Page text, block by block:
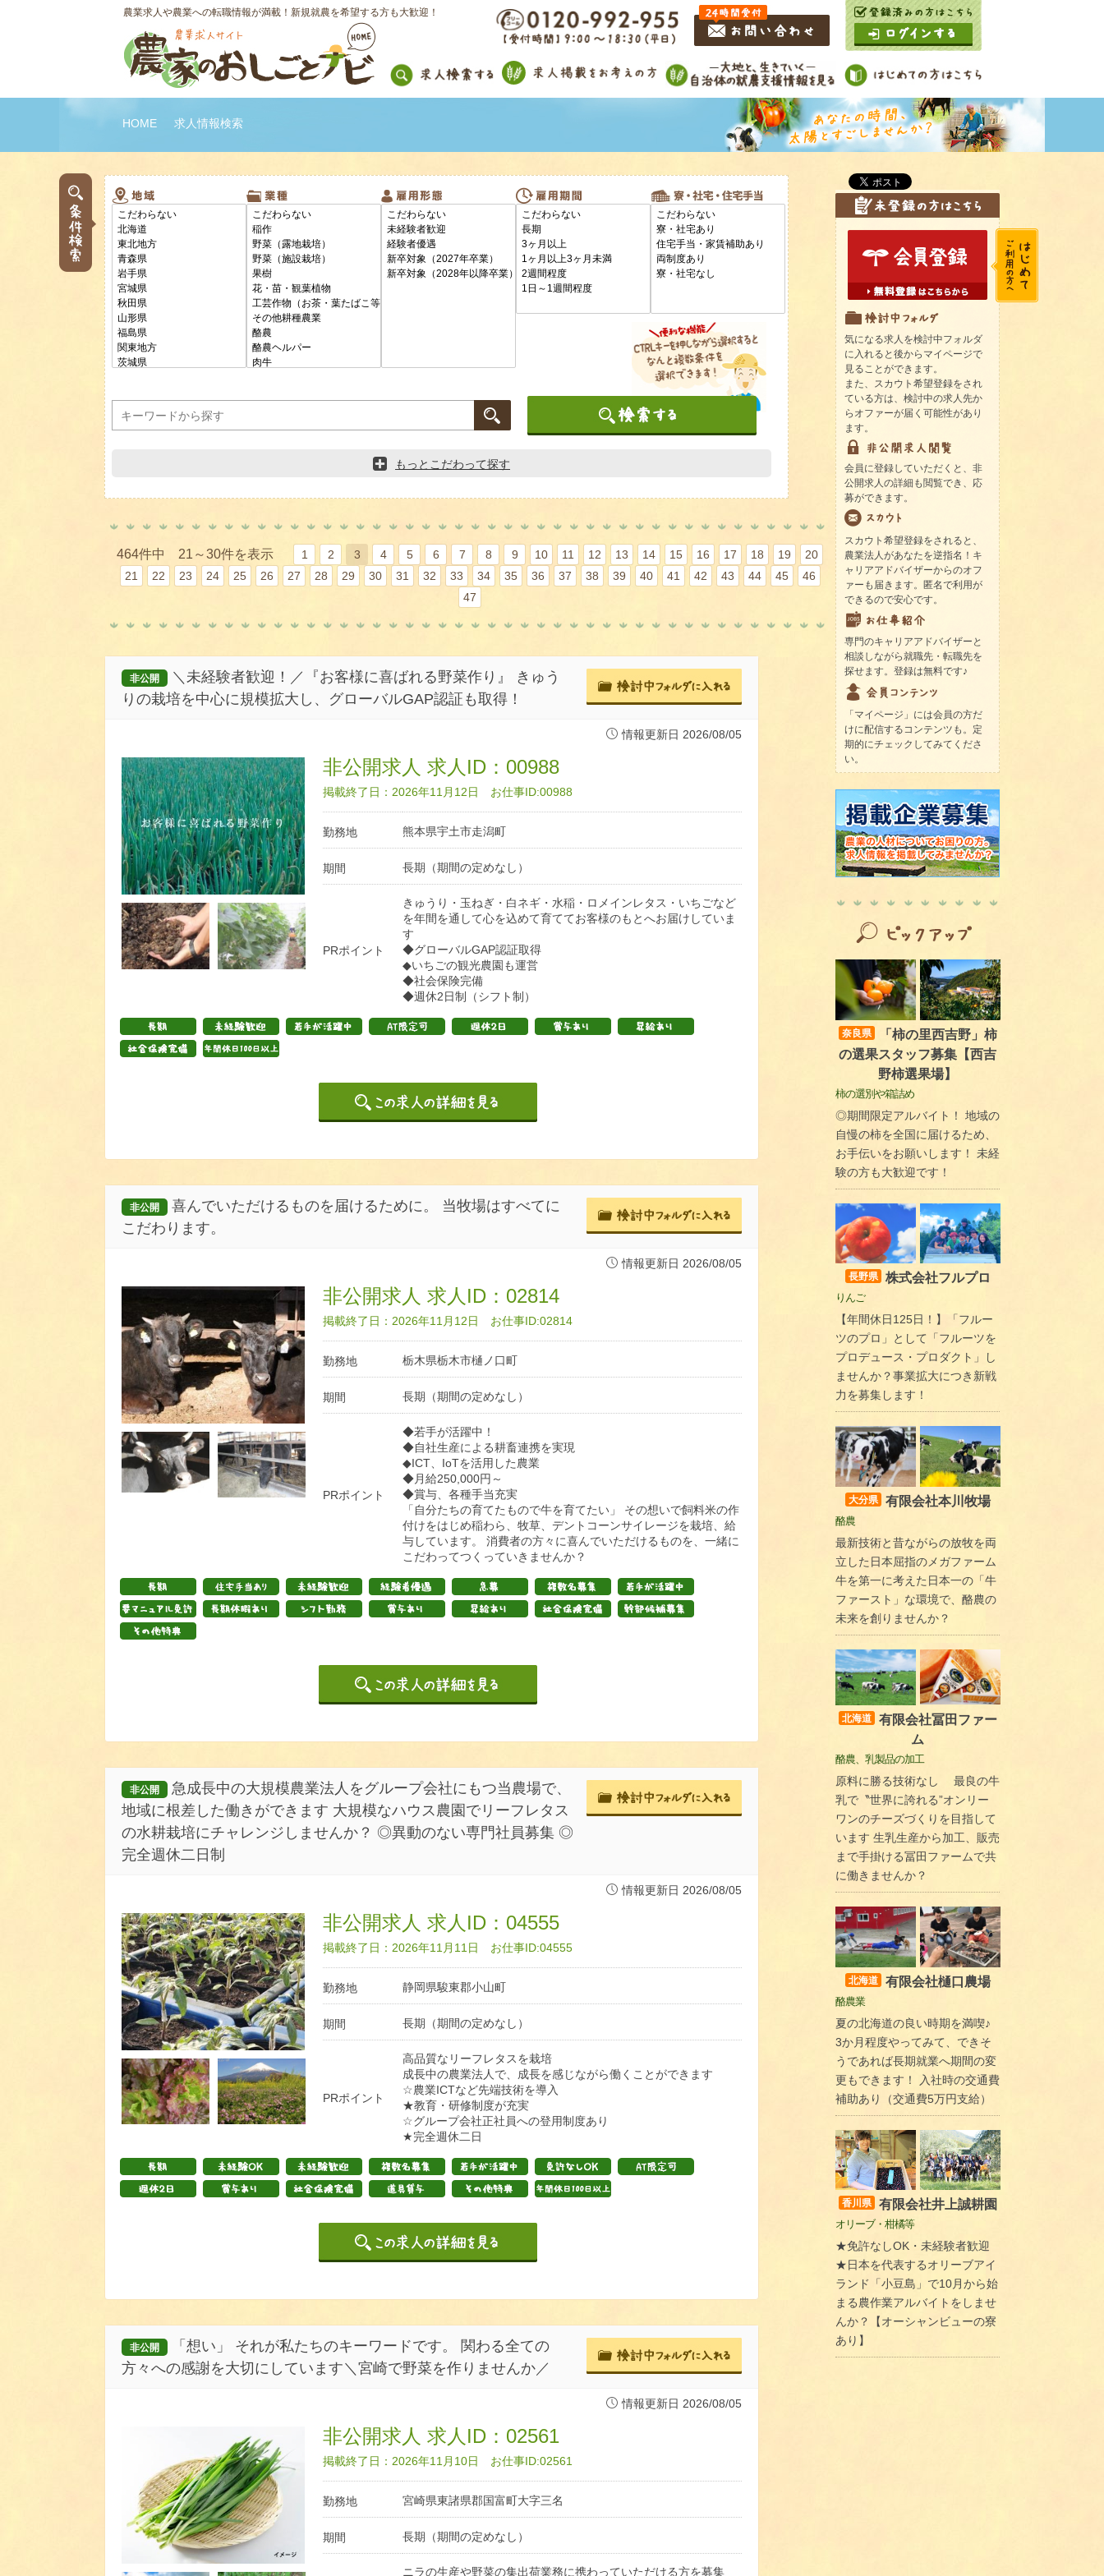
農業求人や農業への転職情報が満載！新規就農を希望する方も大歓迎！
HOME 求人情報検索
もっとこだわって探す
464件中 21～30件を表示 1 2 3 4 5 6 7 8 9 10 11 12 13 14 15 16 17 18 19
20
21
22 23 24 25 26 27 28 29 30 31 32 33 34 35 36 37 38 39 40 41 42 43 44 45
46
47
非公開
＼未経験者歓迎！／『お客様に喜ばれる野菜作り』 きゅう
りの栽培を中心に規模拡大し、グローバルGAP認証も取得！
情報更新日 2026/08/05
非公開求人 求人ID：00988
掲載終了日：2026年11月12日 お仕事ID:00988
勤務地 熊本県宇土市走潟町
期間 長期（期間の定めなし）
PRポイント
きゅうり・玉ねぎ・白ネギ・水稲・ロメインレタス・いちごなど
を年間を通して心を込めて育ててお客様のもとへお届けしていま
す
◆グローバルGAP認証取得
◆いちごの観光農園も運営
◆社会保険完備
◆週休2日制（シフト制）
非公開
喜んでいただけるものを届けるために。 当牧場はすべてに
こだわります。
情報更新日 2026/08/05
非公開求人 求人ID：02814
掲載終了日：2026年11月12日 お仕事ID:02814
勤務地 栃木県栃木市樋ノ口町
期間 長期（期間の定めなし）
PRポイント
◆若手が活躍中！
◆自社生産による耕畜連携を実現
◆ICT、IoTを活用した農業
◆月給250,000円～
◆賞与、各種手当充実
「自分たちの育てたもので牛を育てたい」 その想いで飼料米の作
付けをはじめ稲わら、牧草、デントコーンサイレージを栽培、給
与しています。 消費者の方々に喜んでいただけるものを、一緒に
こだわってつくっていきませんか？
非公開
急成長中の大規模農業法人をグループ会社にもつ当農場で、
地域に根差した働きができます 大規模なハウス農園でリーフレタス
の水耕栽培にチャレンジしませんか？ ◎異動のない専門社員募集 ◎
完全週休二日制
情報更新日 2026/08/05
非公開求人 求人ID：04555
掲載終了日：2026年11月11日 お仕事ID:04555
勤務地 静岡県駿東郡小山町
期間 長期（期間の定めなし）
PRポイント
高品質なリーフレタスを栽培
成長中の農業法人で、成長を感じながら働くことができます
☆農業ICTなど先端技術を導入
★教育・研修制度が充実
☆グループ会社正社員への登用制度あり
★完全週休二日
非公開
「想い」 それが私たちのキーワードです。 関わる全ての
方々への感謝を大切にしています＼宮崎で野菜を作りませんか／
情報更新日 2026/08/05
非公開求人 求人ID：02561
掲載終了日：2026年11月10日 お仕事ID:02561
勤務地 宮崎県東諸県郡国富町大字三名
期間 長期（期間の定めなし）
ニラの生産や野菜の集出荷業務に携わっていただける方を募集
気になる求人を検討中フォルダ
に入れると後からマイページで
見ることができます。
また、スカウト希望登録をされ
ている方は、検討中の求人先か
らオファーが届く可能性があり
ます。
会員に登録していただくと、非
公開求人の詳細も閲覧でき、応
募ができます。
スカウト希望登録をされると、
農業法人があなたを逆指名！キ
ャリアアドバイザーからのオフ
ァーも届きます。匿名で利用が
できるので安心です。
専門のキャリアアドバイザーと
相談しながら就職先・転職先を
探せます。登録は無料です♪
「マイページ」には会員の方だ
けに配信するコンテンツも。定
期的にチェックしてみてくださ
い。
奈良県
「柿の里西吉野」柿
の選果スタッフ募集【西吉
野柿選果場】
柿の選別や箱詰め
◎期間限定アルバイト！ 地域の
自慢の柿を全国に届けるため、
お手伝いをお願いします！ 未経
験の方も大歓迎です！
長野県 株式会社フルプロ
りんご
【年間休日125日！】「フルー
ツのプロ」として「フルーツを
プロデュース・プロダクト」し
ませんか？事業拡大につき新戦
力を募集します！
大分県 有限会社本川牧場
酪農
最新技術と昔ながらの放牧を両
立した日本屈指のメガファーム
牛を第一に考えた日本一の「牛
ファースト」な環境で、酪農の
未来を創りませんか？
北海道
有限会社冨田ファー
ム
酪農、乳製品の加工
原料に勝る技術なし 最良の牛
乳で〝世界に誇れる”オンリー
ワンのチーズづくりを目指して
います 生乳生産から加工、販売
まで手掛ける冨田ファームで共
に働きませんか？
北海道 有限会社樋口農場
酪農業
夏の北海道の良い時期を満喫♪
3か月程度やってみて、できそ
うであれば長期就業へ期間の変
更もできます！ 入社時の交通費
補助あり（交通費5万円支給）
香川県 有限会社井上誠耕園
オリーブ・柑橘等
★免許なしOK・未経験者歓迎
★日本を代表するオリーブアイ
ランド「小豆島」で10月から始
まる農作業アルバイトをしませ
んか？【オーシャンビューの寮
あり】